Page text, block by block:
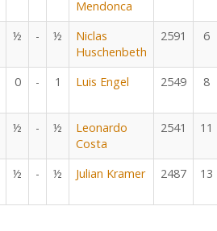
Mendonca
½ - ½
Niclas
Huschenbeth
2591 6
0 - 1 Luis Engel 2549 8
½ - ½
Leonardo
Costa
2541 11
½ - ½ Julian Kramer 2487 13